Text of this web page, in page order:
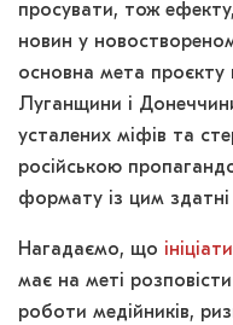
просувати, тож
новин у
основна мета проєкту
Луганщини і
усталених міфів та
російською
формату із цим здатні
Нагадаємо, що
має на меті
роботи медійників,